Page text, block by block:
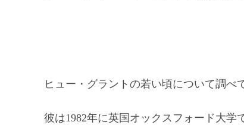
ヒュー・グラントの若い頃について調べ
彼は1982年に英国オックスフォード大